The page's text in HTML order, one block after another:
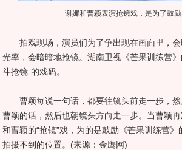
谢娜和曹颖表演抢镜戏，是为了鼓
拍戏现场，演员们为了争出现在画面里，会
光率，会暗暗地抢镜。湖南卫视《芒果训练营
斗抢镜”的戏码。
曹颖每说一句话，都要往镜头前走一步，然
曹颖的话，然后也朝镜头方向走一步。当曹颖
和曹颖的“抢镜”戏，为的是鼓励《芒果训练营
拍摄不到的位置。(来源：金鹰网)